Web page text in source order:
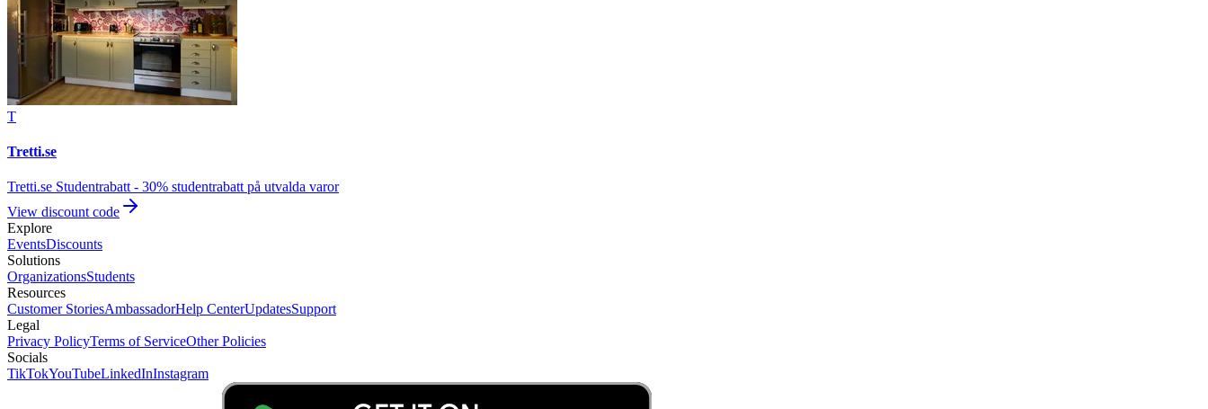
T
Tretti.se
Tretti.se Studentrabatt - 30% studentrabatt på utvalda varor
View discount code
Explore
EventsDiscounts
Solutions
OrganizationsStudents
Resources
Customer StoriesAmbassadorHelp CenterUpdatesSupport
Legal
Privacy PolicyTerms of ServiceOther Policies
Socials
TikTokYouTubeLinkedInInstagram